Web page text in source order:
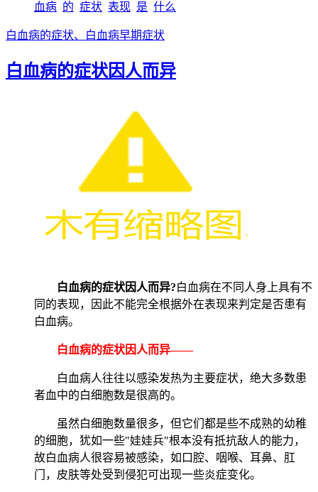
血病 的 症状 表现 是 什么
白血病的症状、白血病早期症状
白血病的症状因人而异
白血病的症状因人而异?白血病在不同人身上具有不
同的表现，因此不能完全根据外在表现来判定是否患有
白血病。
白血病的症状因人而异——
白血病人往往以感染发热为主要症状，绝大多数患
者血中的白细胞数是很高的。
虽然白细胞数量很多，但它们都是些不成熟的幼稚
的细胞，犹如一些"娃娃兵"根本没有抵抗敌人的能力，
故白血病人很容易被感染，如口腔、咽喉、耳鼻、肛
门，皮肤等处受到侵犯可出现一些炎症变化。